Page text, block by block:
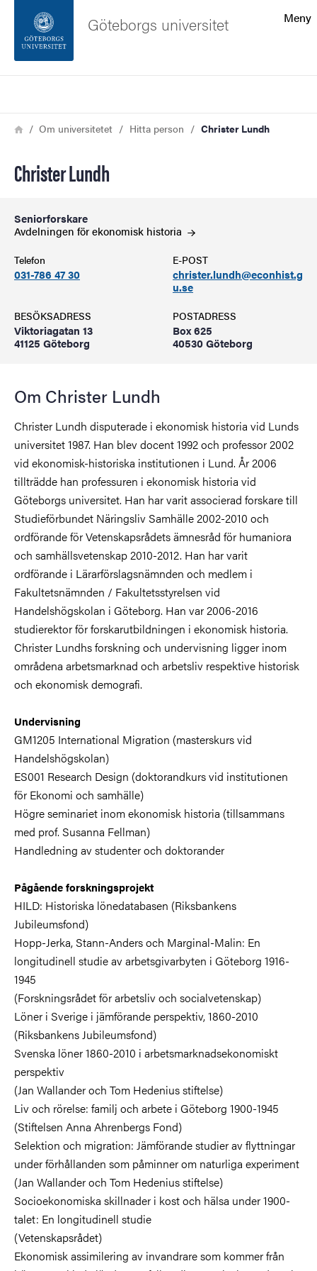
Sidfoten
Meny
Göteborgs universitet
Länkstig
HemOm universitetet Hitta person Christer Lundh
Christer Lundh
Seniorforskare
Avdelningen för ekonomisk historia
Telefon
031-786 47 30
E-POST
christer.lundh@econhist.g
u.se
BESÖKSADRESS
Viktoriagatan 13
41125 Göteborg
POSTADRESS
Box 625
40530 Göteborg
Om Christer Lundh
Christer Lundh disputerade i ekonomisk historia vid Lunds
universitet 1987. Han blev docent 1992 och professor 2002
vid ekonomisk-historiska institutionen i Lund. År 2006
tillträdde han professuren i ekonomisk historia vid
Göteborgs universitet. Han har varit associerad forskare till
Studieförbundet Näringsliv Samhälle 2002-2010 och
ordförande för Vetenskapsrådets ämnesråd för humaniora
och samhällsvetenskap 2010-2012. Han har varit
ordförande i Lärarförslagsnämnden och medlem i
Fakultetsnämnden / Fakultetsstyrelsen vid
Handelshögskolan i Göteborg. Han var 2006-2016
studierektor för forskarutbildningen i ekonomisk historia.
Christer Lundhs forskning och undervisning ligger inom
områdena arbetsmarknad och arbetsliv respektive historisk
och ekonomisk demografi.
Undervisning
GM1205 International Migration (masterskurs vid
Handelshögskolan)
ES001 Research Design (doktorandkurs vid institutionen
för Ekonomi och samhälle)
Högre seminariet inom ekonomisk historia (tillsammans
med prof. Susanna Fellman)
Handledning av studenter och doktorander
Pågående forskningsprojekt
HILD: Historiska lönedatabasen (Riksbankens
Jubileumsfond)
Hopp-Jerka, Stann-Anders och Marginal-Malin: En
longitudinell studie av arbetsgivarbyten i Göteborg 1916-
1945
(Forskningsrådet för arbetsliv och socialvetenskap)
Löner i Sverige i jämförande perspektiv, 1860-2010
(Riksbankens Jubileumsfond)
Svenska löner 1860-2010 i arbetsmarknadsekonomiskt
perspektiv
(Jan Wallander och Tom Hedenius stiftelse)
Liv och rörelse: familj och arbete i Göteborg 1900-1945
(Stiftelsen Anna Ahrenbergs Fond)
Selektion och migration: Jämförande studier av flyttningar
under förhållanden som påminner om naturliga experiment
(Jan Wallander och Tom Hedenius stiftelse)
Socioekonomiska skillnader i kost och hälsa under 1900-
talet: En longitudinell studie
(Vetenskapsrådet)
Ekonomisk assimilering av invandrare som kommer från